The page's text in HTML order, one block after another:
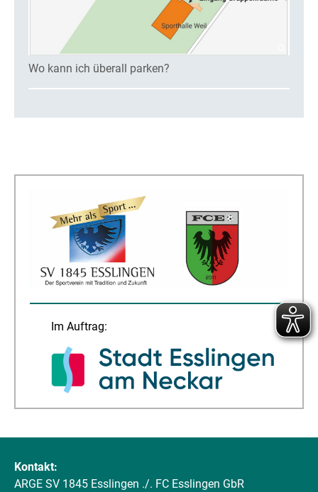
Wo kann ich überall parken?
Im Auftrag:
Kontakt:
ARGE SV 1845 Esslingen ./. FC Esslingen GbR